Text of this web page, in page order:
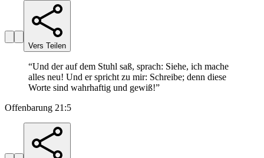
Vers Teilen
“Und der auf dem Stuhl saß, sprach: Siehe, ich mache
alles neu! Und er spricht zu mir: Schreibe; denn diese
Worte sind wahrhaftig und gewiß!”
Offenbarung 21:5